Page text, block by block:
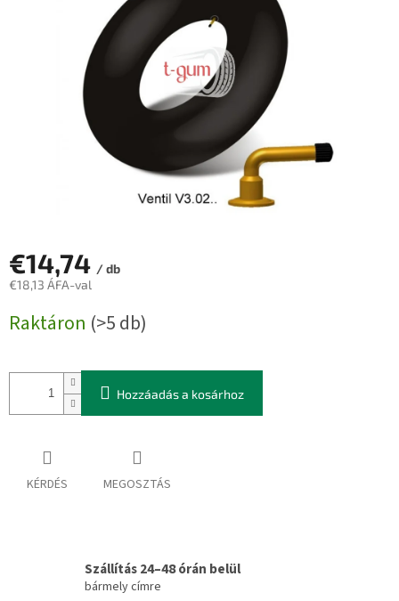
€14,74 / db
€18,13 ÁFA-val
Raktáron (>5 db)
Hozzáadás a kosárhoz
KÉRDÉS MEGOSZTÁS
Szállítás 24–48 órán belül
bármely címre